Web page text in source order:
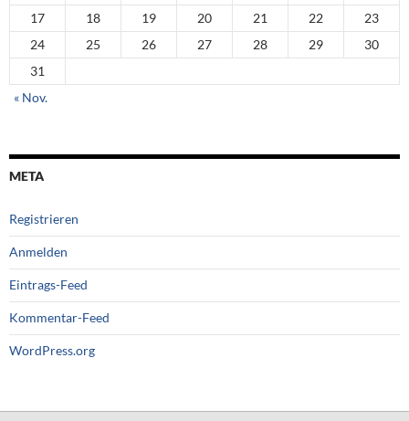
17
18 19 20 21 22
23
24
25 26 27 28 29
30
31
« Nov.
META
Registrieren
Anmelden
Eintrags-Feed
Kommentar-Feed
WordPress.org